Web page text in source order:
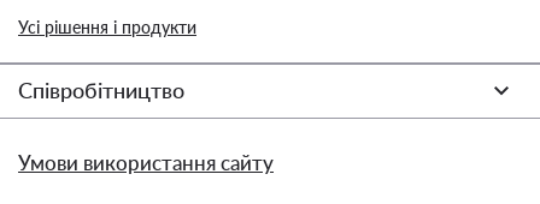
Усі рішення і продукти
Співробітництво
Умови використання сайту